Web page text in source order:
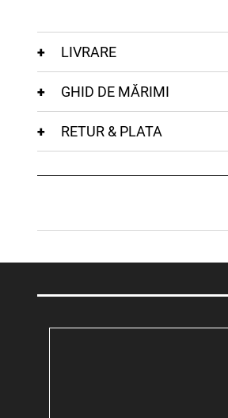
LIVRARE
GHID DE MĂRIMI
RETUR & PLATA